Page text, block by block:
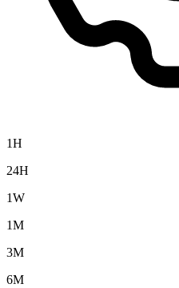
1H
24H
1W
1M
3M
6M